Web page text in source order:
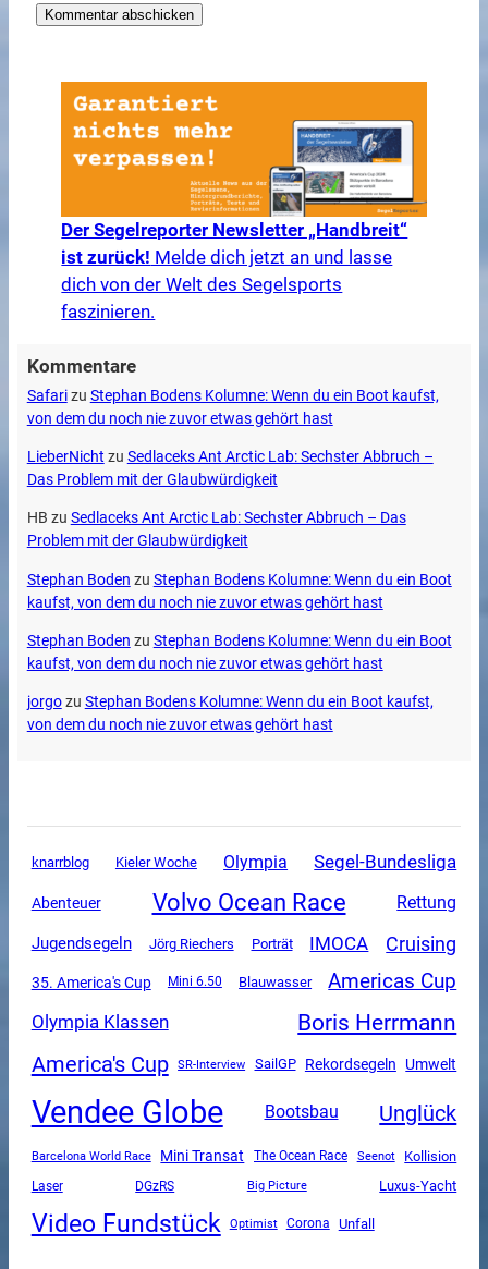
Der Segelreporter Newsletter „Handbreit“
ist zurück! Melde dich jetzt an und lasse
dich von der Welt des Segelsports
faszinieren.
Kommentare
Safarizu Stephan Bodens Kolumne: Wenn du ein Boot kaufst,
von dem du noch nie zuvor etwas gehört hast
LieberNicht zu Sedlaceks Ant Arctic Lab: Sechster Abbruch –
Das Problem mit der Glaubwürdigkeit
HB zu Sedlaceks Ant Arctic Lab: Sechster Abbruch – Das
Problem mit der Glaubwürdigkeit
Stephan Boden zu Stephan Bodens Kolumne: Wenn du ein Boot
kaufst, von dem du noch nie zuvor etwas gehört hast
Stephan Boden zu Stephan Bodens Kolumne: Wenn du ein Boot
kaufst, von dem du noch nie zuvor etwas gehört hast
jorgozu Stephan Bodens Kolumne: Wenn du ein Boot kaufst,
von dem du noch nie zuvor etwas gehört hast
knarrblog Kieler Woche Olympia Segel-Bundesliga
Abenteuer Volvo Ocean Race Rettung
Jugendsegeln Jörg Riechers Porträt IMOCA Cruising
35. America's Cup Mini 6.50 Blauwasser Americas Cup
Olympia Klassen Boris Herrmann
America's Cup SR-Interview SailGP Rekordsegeln Umwelt
Vendee Globe Bootsbau Unglück
Barcelona World Race Mini Transat The Ocean Race Seenot Kollision
Laser DGzRS Big Picture Luxus-Yacht
Video Fundstück Optimist Corona Unfall